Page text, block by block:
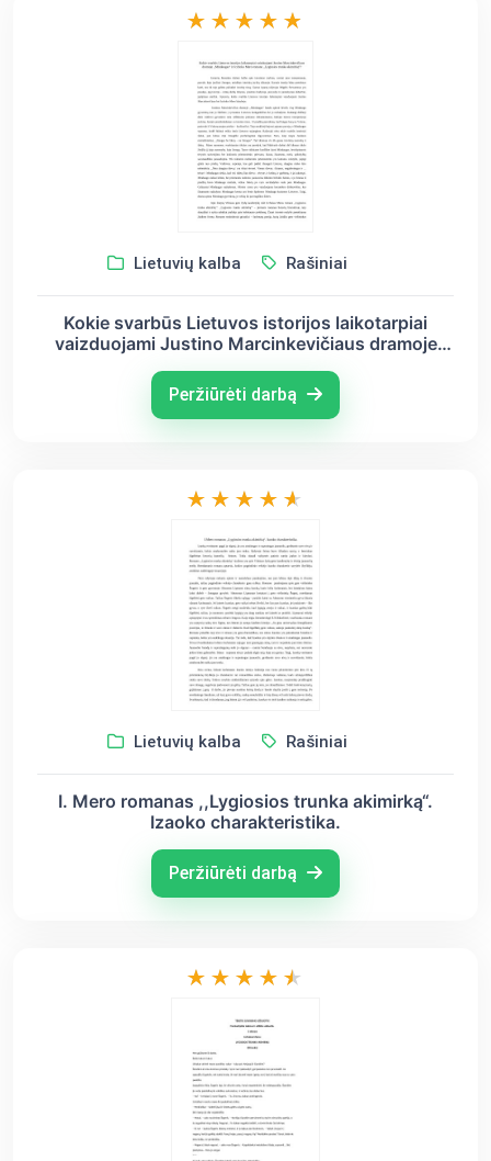
Lietuvių kalba Rašiniai
Kokie svarbūs Lietuvos istorijos laikotarpiai
vaizduojami Justino Marcinkevičiaus dramoje
trunka akimirką“?
Peržiūrėti darbą
Lietuvių kalba Rašiniai
I. Mero romanas ,,Lygiosios trunka akimirką“.
Izaoko charakteristika.
Peržiūrėti darbą